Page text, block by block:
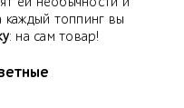
топпинг вы
: на сам товар!